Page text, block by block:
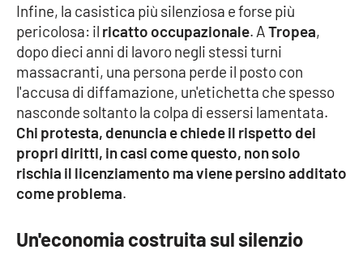
Infine, la casistica più silenziosa e forse più
pericolosa: il ricatto occupazionale. ATropea,
dopo dieci anni di lavoro negli stessi turni
massacranti, una persona perde il posto con
l'accusa di diffamazione, un'etichetta che spesso
nasconde soltanto la colpa di essersi lamentata.
Chi protesta, denuncia e chiede il rispetto dei
propri diritti, in casi come questo, non solo
rischia il licenziamento ma viene persino additato
come problema.
Un'economia costruita sul silenzio